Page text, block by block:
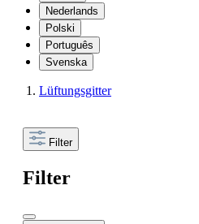
Nederlands
Polski
Português
Svenska
Lüftungsgitter
Filter
Filter